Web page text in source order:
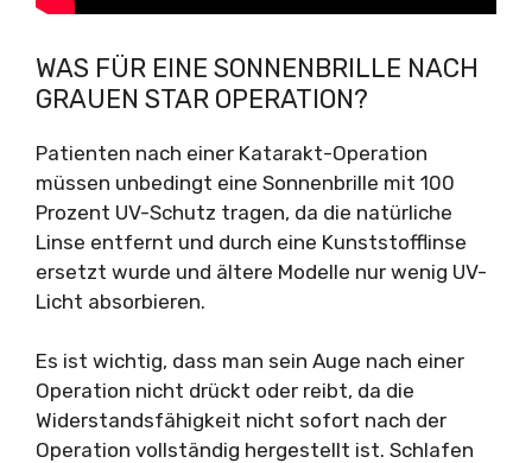
WAS FÜR EINE SONNENBRILLE NACH
GRAUEN STAR OPERATION?
Patienten nach einer Katarakt-Operation
müssen unbedingt eine Sonnenbrille mit 100
Prozent UV-Schutz tragen, da die natürliche
Linse entfernt und durch eine Kunststofflinse
ersetzt wurde und ältere Modelle nur wenig UV-
Licht absorbieren.
Es ist wichtig, dass man sein Auge nach einer
Operation nicht drückt oder reibt, da die
Widerstandsfähigkeit nicht sofort nach der
Operation vollständig hergestellt ist. Schlafen